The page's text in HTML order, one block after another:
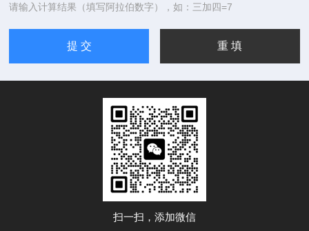
请输入计算结果（填写阿拉伯数字），如：三加四=7
扫一扫，添加微信